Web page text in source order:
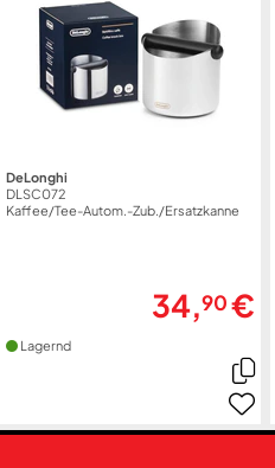
DeLonghi
DLSC072
Kaffee/Tee-Autom.-Zub./Ersatzkanne
34,90€
Lagernd